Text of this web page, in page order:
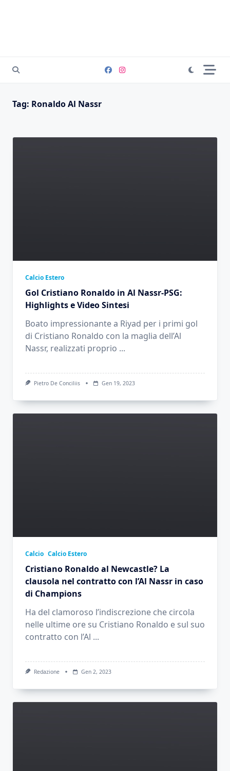
Tag: Ronaldo Al Nassr
Calcio Estero
Gol Cristiano Ronaldo in Al Nassr-PSG:
Highlights e Video Sintesi
Boato impressionante a Riyad per i primi gol
di Cristiano Ronaldo con la maglia dell’Al
Nassr, realizzati proprio ...
Pietro De Conciliis Gen 19, 2023
Calcio Calcio Estero
Cristiano Ronaldo al Newcastle? La
clausola nel contratto con l’Al Nassr in caso
di Champions
Ha del clamoroso l’indiscrezione che circola
nelle ultime ore su Cristiano Ronaldo e sul suo
contratto con l’Al ...
Redazione Gen 2, 2023